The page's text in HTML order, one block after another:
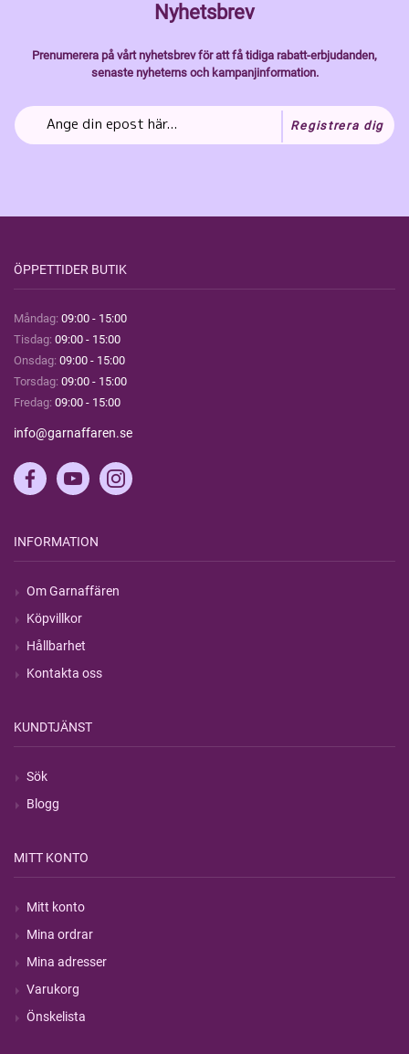
Nyhetsbrev
Prenumerera på vårt nyhetsbrev för att få tidiga rabatt-erbjudanden,
senaste nyheterns och kampanjinformation.
Registrera dig
ÖPPETTIDER BUTIK
Måndag: 09:00 - 15:00
Tisdag: 09:00 - 15:00
Onsdag: 09:00 - 15:00
Torsdag: 09:00 - 15:00
Fredag: 09:00 - 15:00
info@garnaffaren.se
INFORMATION
Om Garnaffären
Köpvillkor
Hållbarhet
Kontakta oss
KUNDTJÄNST
Sök
Blogg
MITT KONTO
Mitt konto
Mina ordrar
Mina adresser
Varukorg
Önskelista